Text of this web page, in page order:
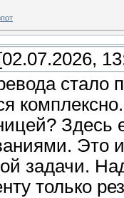
[02.07.2026,
стало
Это
задачи.
только